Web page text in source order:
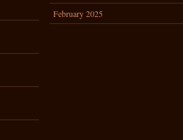
February 2025